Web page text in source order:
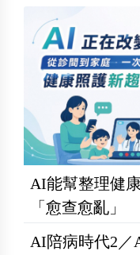
AI能幫整理健
「愈查愈亂」
AI陪病時代2